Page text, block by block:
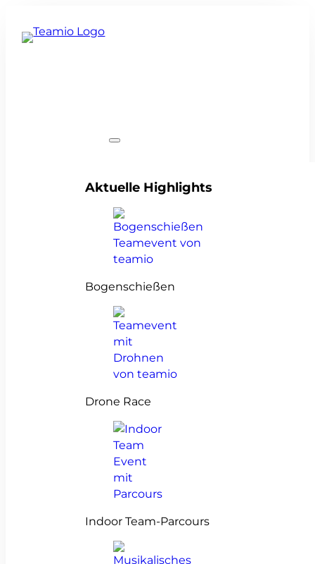
Aktuelle Highlights
Bogenschießen
Drone Race
Indoor Team-Parcours